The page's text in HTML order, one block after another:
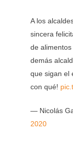
A los
sincera
de
demás
que sigan el
con qué!
— Nicolás
2020